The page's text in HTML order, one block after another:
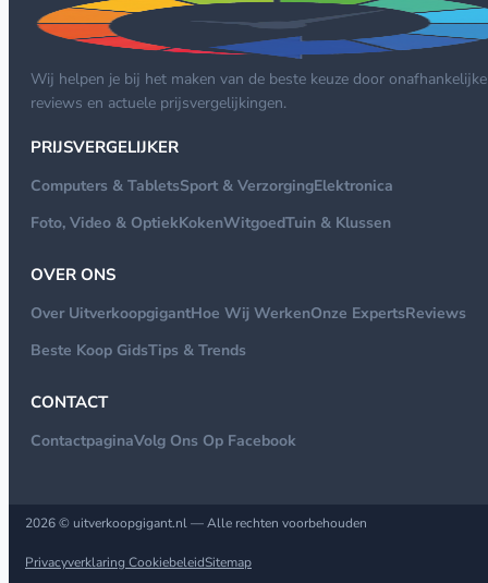
Wij helpen je bij het maken van de beste keuze door onafhankelijke
reviews en actuele prijsvergelijkingen.
PRIJSVERGELIJKER
Computers & TabletsSport & VerzorgingElektronica
Foto, Video & OptiekKokenWitgoedTuin & Klussen
OVER ONS
Over UitverkoopgigantHoe Wij WerkenOnze ExpertsReviews
Beste Koop GidsTips & Trends
CONTACT
ContactpaginaVolg Ons Op Facebook
2026 © uitverkoopgigant.nl — Alle rechten voorbehouden
Privacyverklaring CookiebeleidSitemap